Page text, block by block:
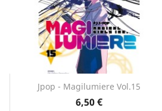
Jpop - Magilumiere Vol.15
6,50 €
Anteprima